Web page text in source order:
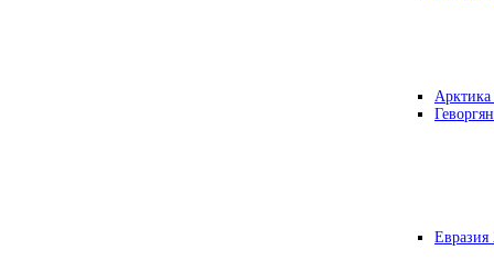
Евразия